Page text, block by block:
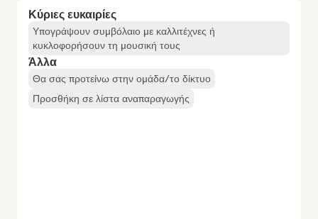
Κύριες ευκαιρίες
Υπογράψουν συμβόλαιο με καλλιτέχνες ή
κυκλοφορήσουν τη μουσική τους
Άλλα
Θα σας προτείνω στην ομάδα/το δίκτυο
Προσθήκη σε λίστα αναπαραγωγής